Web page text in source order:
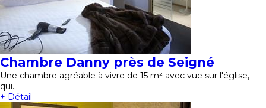
Chambre Danny près de Seigné
Une chambre agréable à vivre de 15 m² avec vue sur l'église,
qui…
+ Détail